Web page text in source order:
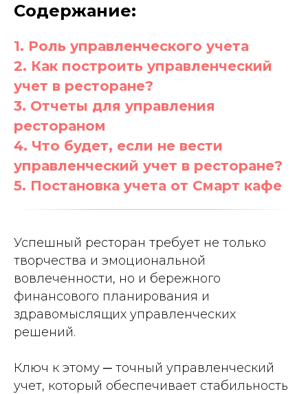
Содержание:
1. Роль управленческого учета
2. Как построить управленческий
учет в ресторане?
3. Отчеты для управления
рестораном
4. Что будет, если не вести
управленческий учет в ресторане?
5. Постановка учета от Смарт кафе
Успешный ресторан требует не только
творчества и эмоциональной
вовлеченности, но и бережного
финансового планирования и
здравомыслящих управленческих
решений.
Ключ к этому ─ точный управленческий
учет, который обеспечивает стабильность